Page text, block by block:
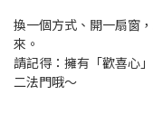
換一個方式、開一扇窗
來。
請記得：擁有「歡喜心
二法門哦～